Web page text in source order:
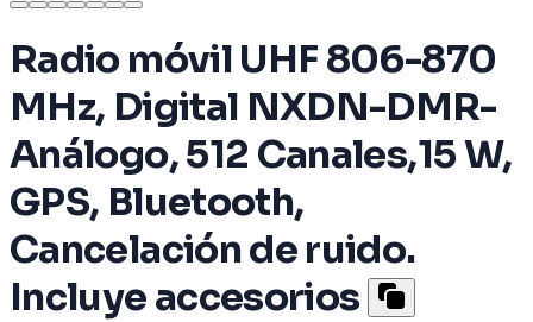
Radio móvil UHF 806-870
MHz, Digital NXDN-DMR-
Análogo, 512 Canales,15 W,
GPS, Bluetooth,
Cancelación de ruido.
Incluye accesorios